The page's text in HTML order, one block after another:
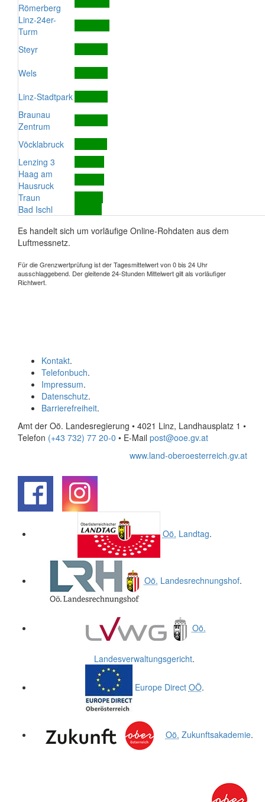
Römerberg
Linz-24er-
Turm
Steyr
Wels
Linz-Stadtpark
Braunau
Zentrum
Vöcklabruck
Lenzing 3
Haag am
Hausruck
Traun
Bad Ischl
Es handelt sich um vorläufige Online-Rohdaten aus dem
Luftmessnetz.
Für die Grenzwertprüfung ist der Tagesmittelwert von 0 bis 24 Uhr
ausschlaggebend. Der gleitende 24-Stunden Mittelwert gilt als vorläufiger
Richtwert.
Kontakt.
Telefonbuch.
Impressum.
Datenschutz.
Barrierefreiheit.
Amt der Oö. Landesregierung • 4021 Linz, Landhausplatz 1 •
Telefon (+43 732) 77 20-0 • E-Mail post@ooe.gv.at
www.land-oberoesterreich.gv.at
Oö. Landtag.
Oö. Landesrechnungshof.
Oö.
Landesverwaltungsgericht.
Europe Direct OÖ.
Oö. Zukunftsakademie.